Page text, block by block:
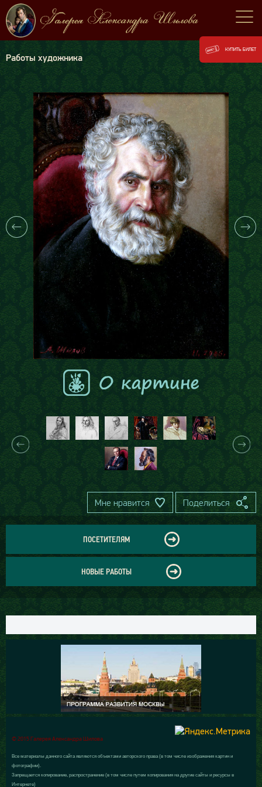
Работы художника
Мне нравится Поделиться
ПОСЕТИТЕЛЯМ
НОВЫЕ РАБОТЫ
© 2015 Галерея Александра Шилова
Все материалы данного сайта являются объектами авторского права (в том числе изображения картин и
фотографии).
Запрещается копирование, распространение (в том числе путем копирования на другие сайты и ресурсы в
Интернете)
КУПИТЬ БИЛЕТ